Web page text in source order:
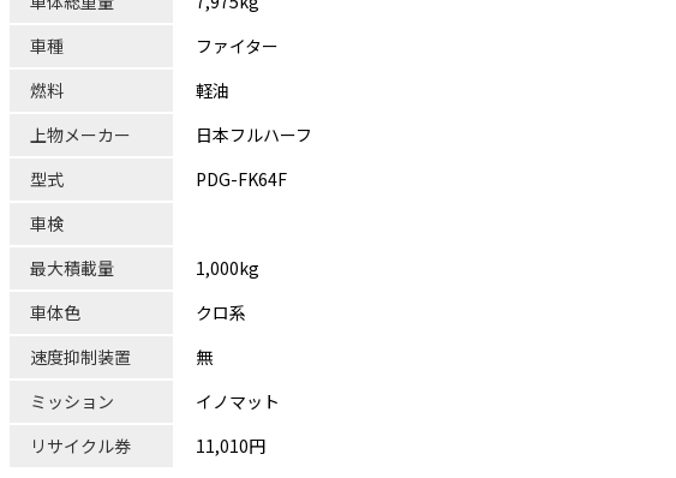
車種
ファイター
燃料
軽油
上物メーカー
日本フルハーフ
型式
PDG-FK64F
車検
最大積載量
1,000kg
車体色
クロ系
速度抑制装置
無
ミッション
イノマット
リサイクル券
11,010円